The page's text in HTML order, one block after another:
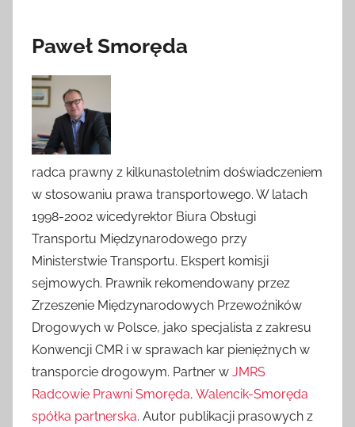
Paweł Smoręda
radca prawny z kilkunastoletnim doświadczeniem
w stosowaniu prawa transportowego. W latach
1998-2002 wicedyrektor Biura Obsługi
Transportu Międzynarodowego przy
Ministerstwie Transportu. Ekspert komisji
sejmowych. Prawnik rekomendowany przez
Zrzeszenie Międzynarodowych Przewoźników
Drogowych w Polsce, jako specjalista z zakresu
Konwencji CMR i w sprawach kar pieniężnych w
transporcie drogowym. Partner w JMRS
Radcowie Prawni Smoręda, Walencik-Smoręda
spółka partnerska. Autor publikacji prasowych z